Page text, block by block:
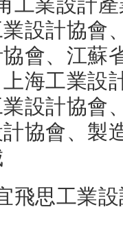
工業設計
設計協會
會、江蘇
海工業設
設計協會
協會、製
飛思工業